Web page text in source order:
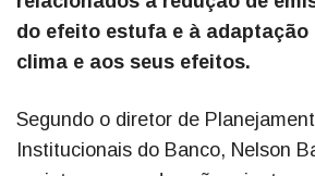
do efeito estufa e à adaptação
clima e aos seus efeitos.
Segundo o diretor de
Institucionais do Banco, Nelson